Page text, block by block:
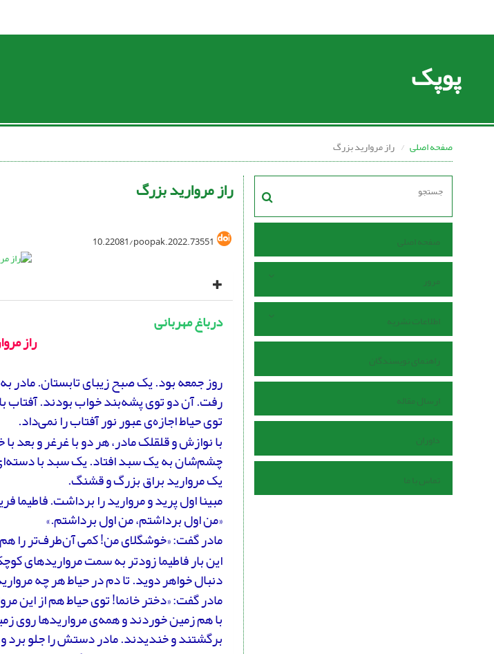
پوپک
صفحه اصلی راز مروارید بزرگ
صفحه اصلی
مرور
اطلاعات نشریه
راهنمای نویسندگان
ارسال مقاله
داوران
تماس با ما
راز مروارید بزرگ
10.22081/poopak.2022.73551
درباغ مهربانی
راز
روز جمعه بود. یک صبح زیبای تابستان. مادر
رفت. آن دو توی پشه‌بند خواب بودند. آفتاب
توی حیاط اجازه‌ی عبور نور آفتاب را نمی‌داد.
با نوازش و قلقلک مادر، هر دو با غرغر و بعد
چشم‌شان به یک سبد افتاد. یک سبد با
یک مروارید براق بزرگ و قشنگ.
مبینا اول پرید و مروارید را برداشت.
«من اول برداشتم، من اول برداشتم.»
مادر گفت: «خوشگلای من! کمی آن‌طرف‌تر را
این بار فاطیما زودتر به سمت مرواریدهای
دنبال خواهر دوید. تا دم در حیاط هر چه
مادر گفت: «دختر خانما! توی حیاط هم از این
با هم زمین خوردند و همه‌ی مرواریدها روی
برگشتند و خندیدند. مادر دستش را جلو برد